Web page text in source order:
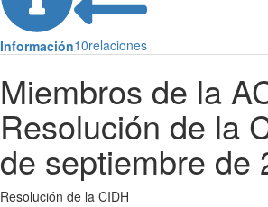
Información10relaciones
Miembros de la
Resolución de la
de septiembre de
Resolución de la CIDH